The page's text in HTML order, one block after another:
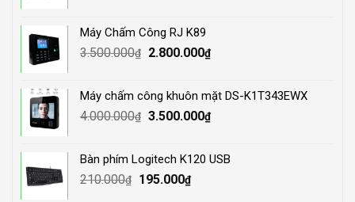
1.500.000₫.
Máy Chấm Công RJ K89
3.500.000₫
Original
3.500.000₫.
2.800.000₫Current
2.800.000₫.
Máy chấm công khuôn mặt DS-K1T343EWX
4.000.000₫ Original
4.000.000₫.
3.500.000₫Current
3.500.000₫.
Bàn phím Logitech K120 USB
210.000₫
Original
195.000₫Current